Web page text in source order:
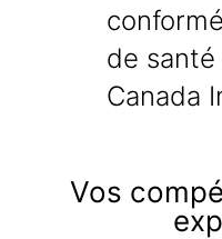
de
Canada
Vos